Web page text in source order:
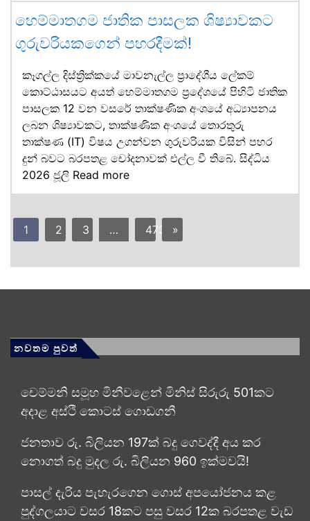
හෙම්මාතගම ජාතික පාසලක ශිෂ්‍යාවකට
ගුරුවරියකගෙන් පහරදීමක්!
කෑගල්ල දිස්ත්‍රික්කයේ මාවනැල්ල ප්‍රාදේශීය ලේකම්
කොට්ඨාසයට අයත් හෙම්මාතගම ප්‍රදේශයේ පිහිටි ජාතික
පාසලක 12 වන වසරේ තාක්ෂණික අංශයේ අධ්‍යාපනය
ලබන ශිෂ්‍යාවකට, තාක්ෂණික අංශයේ තොරතුරු
තාක්ෂණ (IT) විෂය උගන්වන ගුරුවරියක විසින් පහර
දුන් බවට බරපතළ චෝදනාවක් එල්ල වී තිබේ. සිද්ධිය
2026 ජූලි Read more
1 2 3 … 473 »
නවතම පුවත්
චෙම්මනි සමූහ මිනීවළෙන් මිනිස් සිරුරු 501කට
අදාළ අස්ථි කොටස් ගොඩගනී
ජනතාව රු. බිලියන 197ක් බදු ගෙවද්දී අය කර
නොගත් බදු මුදල රු. බිලියන 960 ඉක්මවයි!
පාසල් දැරිය පැහැරගෙන ගොස් අපයෝජනය කළ
පුද්ගලයාට වසර 18කට පසු වසර 12ක බරපතළ වැඩ